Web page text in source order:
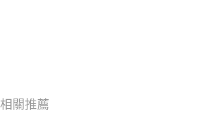
相關推薦